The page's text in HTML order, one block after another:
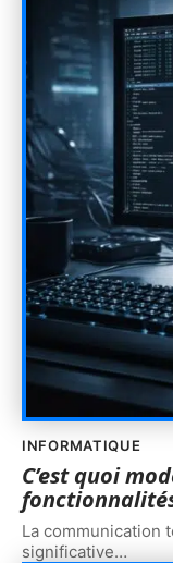
INFORMATIQUE
C’est quoi
La communication
significative…